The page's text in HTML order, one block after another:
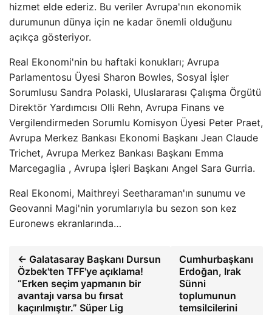
hizmet elde ederiz. Bu veriler Avrupa'nın ekonomik
durumunun dünya için ne kadar önemli olduğunu
açıkça gösteriyor.
Real Ekonomi'nin bu haftaki konukları; Avrupa
Parlamentosu Üyesi Sharon Bowles, Sosyal İşler
Sorumlusu Sandra Polaski, Uluslararası Çalışma Örgütü
Direktör Yardımcısı Olli Rehn, Avrupa Finans ve
Vergilendirmeden Sorumlu Komisyon Üyesi Peter Praet,
Avrupa Merkez Bankası Ekonomi Başkanı Jean Claude
Trichet, Avrupa Merkez Bankası Başkanı Emma
Marcegaglia , Avrupa İşleri Başkanı Angel Sara Gurria.
Real Ekonomi, Maithreyi Seetharaman'ın sunumu ve
Geovanni Magi'nin yorumlarıyla bu sezon son kez
Euronews ekranlarında…
← Galatasaray Başkanı Dursun
Özbek'ten TFF'ye açıklama!
“Erken seçim yapmanın bir
avantajı varsa bu fırsat
kaçırılmıştır.” Süper Lig
Cumhurbaşkanı
Erdoğan, Irak
Sünni
toplumunun
temsilcilerini